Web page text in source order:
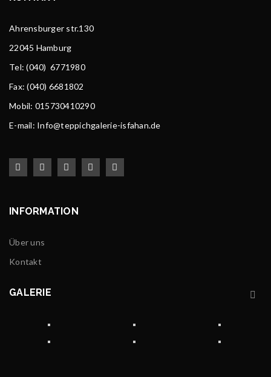
Ahrensburger str.130
22045 Hamburg
Tel: (040) 6771980
Fax: (040) 6681802
Mobil: 015730410290
E-mail: Info@teppichgalerie-isfahan.de
INFORMATION
Über uns
Kontakt
GALERIE